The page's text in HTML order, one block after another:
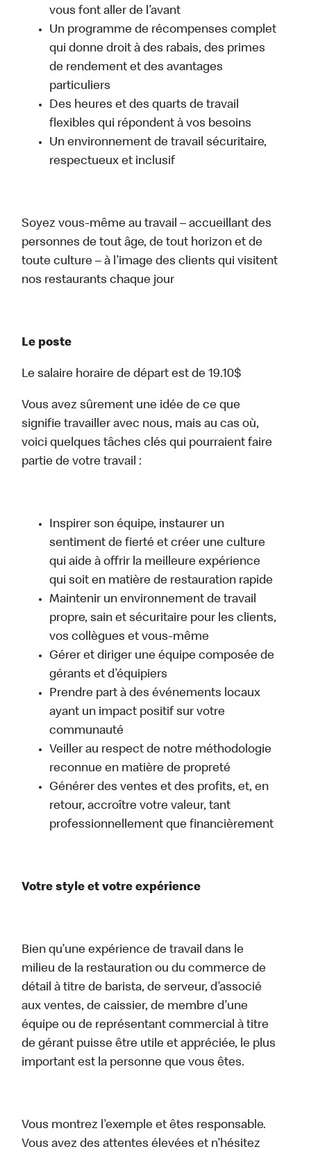
vous font aller de l’avant
Un programme de récompenses complet
qui donne droit à des rabais, des primes
de rendement et des avantages
particuliers
Des heures et des quarts de travail
flexibles qui répondent à vos besoins
Un environnement de travail sécuritaire,
respectueux et inclusif
Soyez vous-même au travail – accueillant des
personnes de tout âge, de tout horizon et de
toute culture – à l’image des clients qui visitent
nos restaurants chaque jour
Le poste
Le salaire horaire de départ est de 19.10$
Vous avez sûrement une idée de ce que
signifie travailler avec nous, mais au cas où,
voici quelques tâches clés qui pourraient faire
partie de votre travail :
Inspirer son équipe, instaurer un
sentiment de fierté et créer une culture
qui aide à offrir la meilleure expérience
qui soit en matière de restauration rapide
Maintenir un environnement de travail
propre, sain et sécuritaire pour les clients,
vos collègues et vous-même
Gérer et diriger une équipe composée de
gérants et d’équipiers
Prendre part à des événements locaux
ayant un impact positif sur votre
communauté
Veiller au respect de notre méthodologie
reconnue en matière de propreté
Générer des ventes et des profits, et, en
retour, accroître votre valeur, tant
professionnellement que financièrement
Votre style et votre expérience
Bien qu’une expérience de travail dans le
milieu de la restauration ou du commerce de
détail à titre de barista, de serveur, d’associé
aux ventes, de caissier, de membre d’une
équipe ou de représentant commercial à titre
de gérant puisse être utile et appréciée, le plus
important est la personne que vous êtes.
Vous montrez l’exemple et êtes responsable.
Vous avez des attentes élevées et n’hésitez